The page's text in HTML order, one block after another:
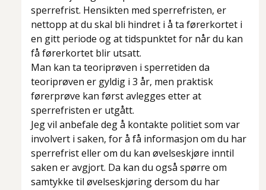
sperrefrist. Hensikten med sperrefristen, er
nettopp at du skal bli hindret i å ta førerkortet i
en gitt periode og at tidspunktet for når du kan
få førerkortet blir utsatt.
Man kan ta teoriprøven i sperretiden da
teoriprøven er gyldig i 3 år, men praktisk
førerprøve kan først avlegges etter at
sperrefristen er utgått.
Jeg vil anbefale deg å kontakte politiet som var
involvert i saken, for å få informasjon om du har
sperrefrist eller om du kan øvelseskjøre inntil
saken er avgjort. Da kan du også spørre om
samtykke til øvelseskjøring dersom du har